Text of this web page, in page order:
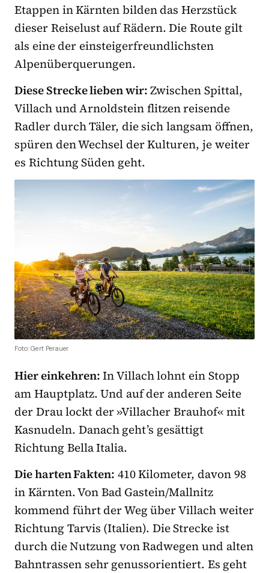
Etappen in Kärnten bilden das Herzstück
dieser Reiselust auf Rädern. Die Route gilt
als eine der einsteigerfreundlichsten
Alpenüberquerungen.
Diese Strecke lieben wir:Zwischen Spittal,
Villach und Arnoldstein flitzen reisende
Radler durch Täler, die sich langsam öffnen,
spüren den Wechsel der Kulturen, je weiter
es Richtung Süden geht.
Foto: Gert Perauer
Hier einkehren:In Villach lohnt ein Stopp
am Hauptplatz. Und auf der anderen Seite
der Drau lockt der »Villacher Brauhof« mit
Kasnudeln. Danach geht’s gesättigt
Richtung Bella Italia.
Die harten Fakten: 410 Kilometer, davon 98
in Kärnten. Von Bad Gastein/Mallnitz
kommend führt der Weg über Villach weiter
Richtung Tarvis (Italien). Die Strecke ist
durch die Nutzung von Radwegen und alten
Bahntrassen sehr genussorientiert. Es geht